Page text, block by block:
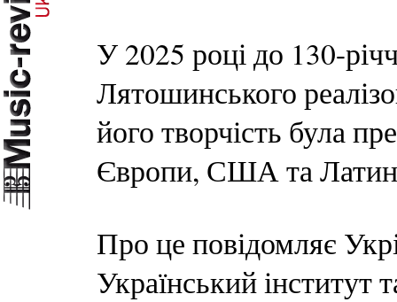
У 2025 році до 130-
Лятошинського
його творчість була
Європи, США та
Про це повідомляє
Український